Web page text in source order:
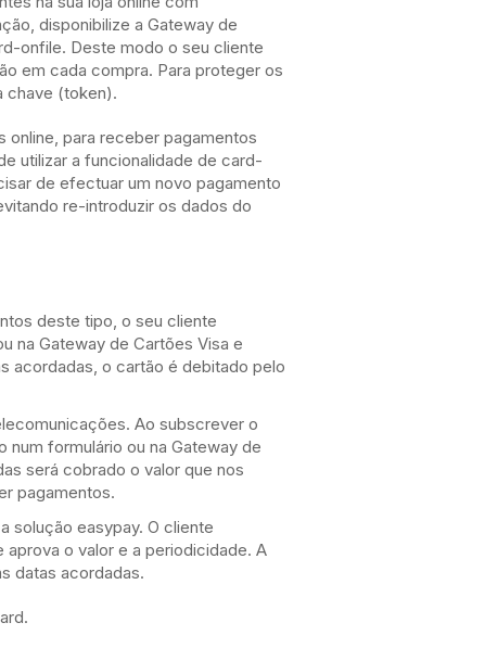
disponibilize a Gateway de
onfile. Deste modo o seu cliente
em cada compra. Para proteger os
chave (token).
online, para receber pagamentos
utilizar a funcionalidade de card-
de efectuar um novo pagamento
re-introduzir os dados do
deste tipo, o seu cliente
na Gateway de Cartões Visa e
acordadas, o cartão é debitado pelo
Ao subscrever o
formulário ou na Gateway de
será cobrado o valor que nos
pagamentos.
solução easypay. O cliente
o valor e a periodicidade. A
datas acordadas.